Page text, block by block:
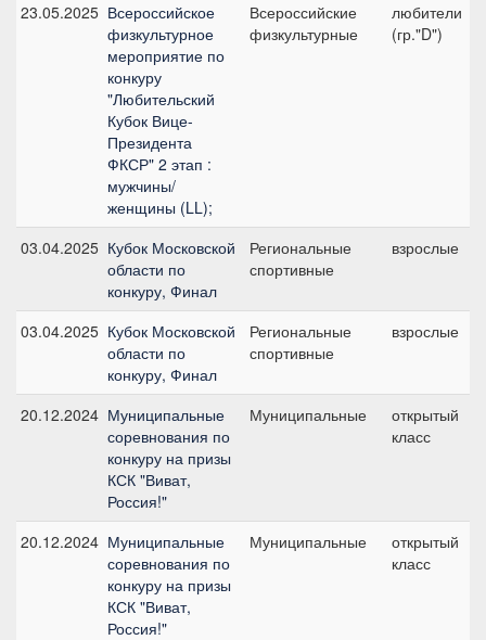
23.05.2025 Всероссийское
физкультурное
мероприятие по
конкуру
"Любительский
Кубок Вице-
Президента
ФКСР" 2 этап :
мужчины/
женщины (LL);
Всероссийские
физкультурные
любители
(гр."D")
03.04.2025 Кубок Московской
области по
конкуру, Финал
Региональные
спортивные
взрослые
03.04.2025 Кубок Московской
области по
конкуру, Финал
Региональные
спортивные
взрослые
20.12.2024 Муниципальные
соревнования по
конкуру на призы
КСК "Виват,
Россия!"
Муниципальные
открытый
класс
20.12.2024 Муниципальные
соревнования по
конкуру на призы
КСК "Виват,
Россия!"
Муниципальные
открытый
класс